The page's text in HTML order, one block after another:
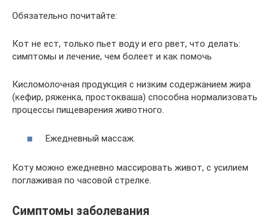
Обязательно почитайте:
Кот не ест, только пьет воду и его рвет, что делать:
симптомы и лечение, чем болеет и как помочь
Кисломолочная продукция с низким содержанием жира
(кефир, ряженка, простокваша) способна нормализовать
процессы пищеварения животного.
Ежедневный массаж.
Коту можно ежедневно массировать живот, с усилием
поглаживая по часовой стрелке.
Симптомы заболевания